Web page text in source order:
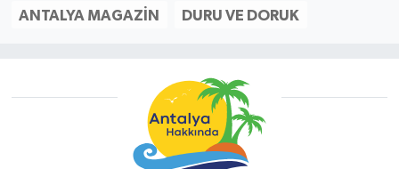
ANTALYA MAGAZIN DURU VE DORUK